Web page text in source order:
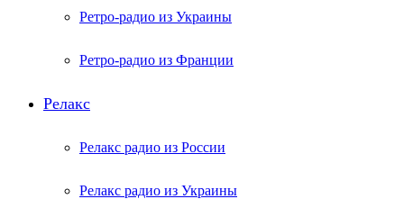
Ретро-радио из Украины
Ретро-радио из Франции
Релакс
Релакс радио из России
Релакс радио из Украины